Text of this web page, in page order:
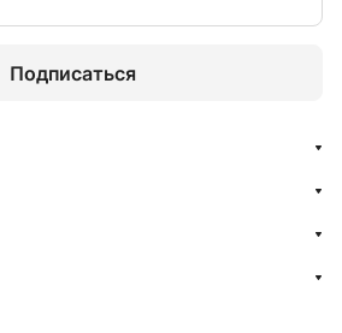
Подписаться